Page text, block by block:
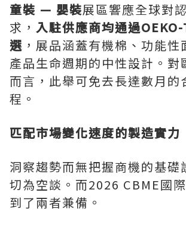
童裝 — 嬰裝展區響應全球對
求， 入駐供應商均通過
選 ，展品涵蓋有機棉、功能性
產品生命週期的中性設計。對
而言，此舉可免去長達數月的
程。
匹配市場變化速度的製造實力
洞察趨勢而無把握商機的基礎
切為空談。而2026 CBME國
到了兩者兼備。